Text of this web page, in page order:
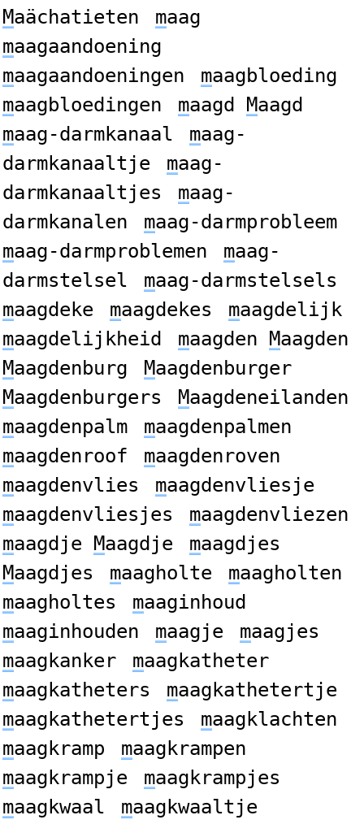
Maächatieten maag
maagaandoening
maagaandoeningen maagbloeding
maagbloedingen maagd Maagd
maag-darmkanaal maag-
darmkanaaltje
maag-
darmkanaaltjes
maag-
darmkanalen
maag-darmprobleem
maag-darmproblemen maag-
darmstelsel
maag-darmstelsels
maagdeke maagdekes maagdelijk
maagdelijkheid maagden Maagden
Maagdenburg Maagdenburger
Maagdenburgers Maagdeneilanden
maagdenpalm maagdenpalmen
maagdenroof maagdenroven
maagdenvlies maagdenvliesje
maagdenvliesjes maagdenvliezen
maagdje Maagdje maagdjes
Maagdjes maagholte maagholten
maagholtes maaginhoud
maaginhouden maagje maagjes
maagkanker maagkatheter
maagkatheters maagkathetertje
maagkathetertjes maagklachten
maagkramp maagkrampen
maagkrampje maagkrampjes
maagkwaal maagkwaaltje